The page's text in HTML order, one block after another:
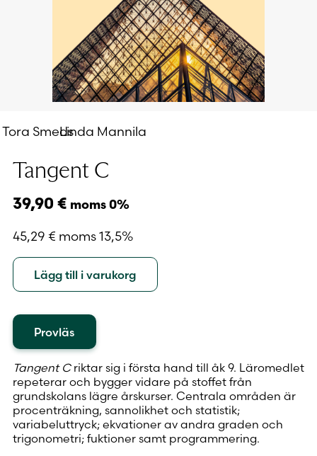
Tora SmedsLinda Mannila
Tangent C
39,90 € moms 0%
45,29 € moms 13,5%
Lägg till i varukorg
Provläs
Tangent Criktar sig i första hand till åk 9. Läromedlet
repeterar och bygger vidare på stoffet från
grundskolans lägre årskurser. Centrala områden är
procenträkning, sannolikhet och statistik;
variabeluttryck; ekvationer av andra graden och
trigonometri; fuktioner samt programmering.